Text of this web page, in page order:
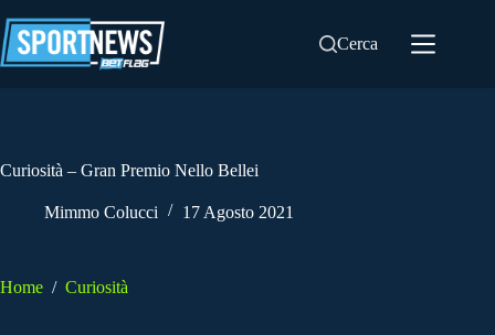
al
contenuto
Cerca
Curiosità – Gran Premio Nello Bellei
Mimmo Colucci 17 Agosto 2021
Home / Curiosità